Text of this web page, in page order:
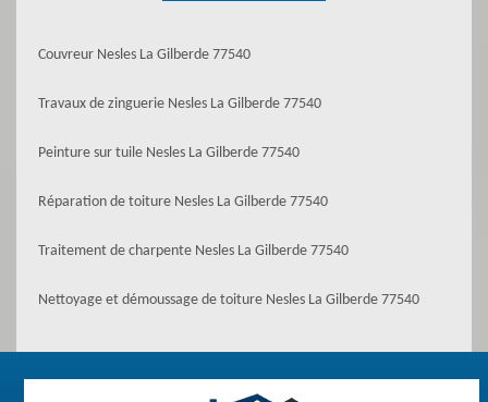
Couvreur Nesles La Gilberde 77540
Travaux de zinguerie Nesles La Gilberde 77540
Peinture sur tuile Nesles La Gilberde 77540
Réparation de toiture Nesles La Gilberde 77540
Traitement de charpente Nesles La Gilberde 77540
Nettoyage et démoussage de toiture Nesles La Gilberde 77540